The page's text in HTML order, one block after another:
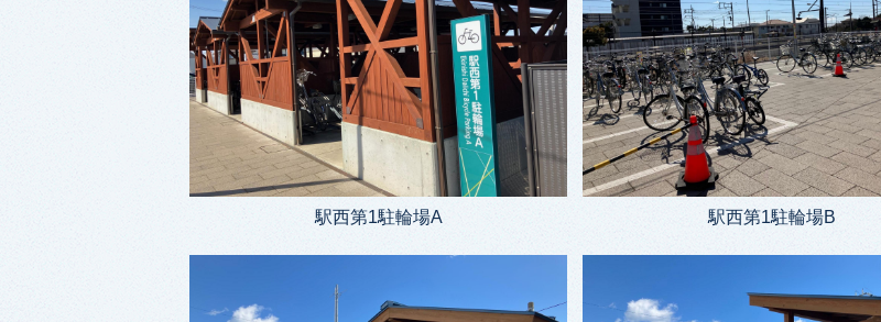
駅西第1駐輪場A 駅西第1駐輪場B